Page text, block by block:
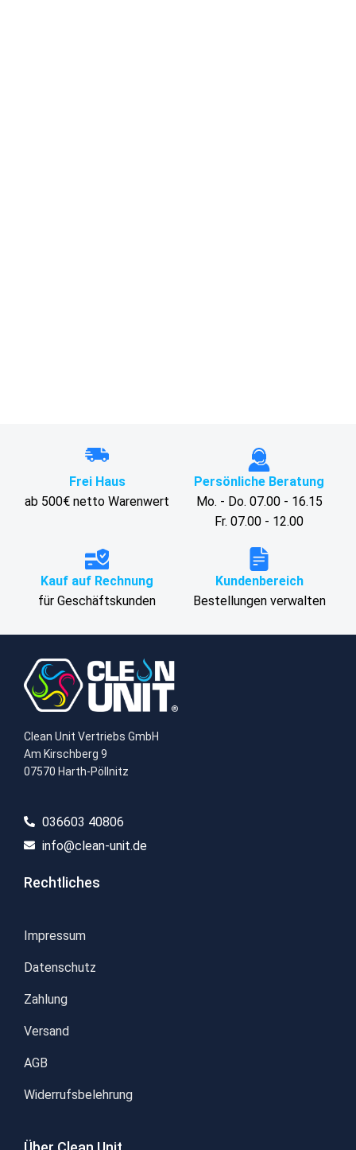
Frei Haus
ab 500€ netto Warenwert
Persönliche Beratung
Mo. - Do. 07.00 - 16.15
Fr. 07.00 - 12.00
Kauf auf Rechnung
für Geschäftskunden
Kundenbereich
Bestellungen verwalten
Clean Unit Vertriebs GmbH
Am Kirschberg 9
07570 Harth-Pöllnitz
036603 40806​
info@clean-unit.de
Rechtliches
Impressum
Datenschutz
Zahlung
Versand
AGB
Widerrufsbelehrung